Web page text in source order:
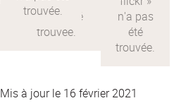
Mis à jour le 16 février 2021